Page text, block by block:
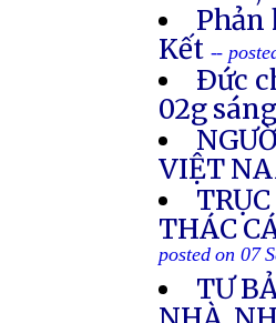
Phản
Kết --
Ðức
02g
VIỆT
THÁC
posted on 07
TƯ